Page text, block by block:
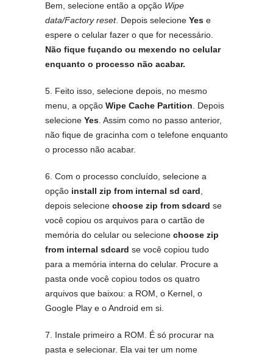
Bem, selecione então a opção Wipe
data/Factory reset. Depois selecione Yes e
espere o celular fazer o que for necessário.
Não fique fuçando ou mexendo no celular
enquanto o processo não acabar.
5. Feito isso, selecione depois, no mesmo
menu, a opção Wipe Cache Partition . Depois
selecione Yes . Assim como no passo anterior,
não fique de gracinha com o telefone enquanto
o processo não acabar.
6. Com o processo concluído, selecione a
opção install zip from internal sd card
depois selecione choose zip from sdcard se
você copiou os arquivos para o cartão de
memória do celular ou selecione choose zip
from internal sdcard se você copiou tudo
para a memória interna do celular. Procure a
pasta onde você copiou todos os quatro
arquivos que baixou: a ROM, o Kernel, o
Google Play e o Android em si.
7. Instale primeiro a ROM. É só procurar na
pasta e selecionar. Ela vai ter um nome